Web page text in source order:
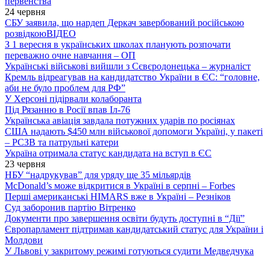
24 червня
СБУ заявила, що нардеп Деркач завербований російською
розвідкоюВІДЕО
З 1 вересня в українських школах планують розпочати
переважно очне навчання – ОП
Українські військові вийшли з Сєвєродонецька – журналіст
Кремль відреагував на кандидатство України в ЄС: “головне,
аби не було проблем для РФ”
У Херсоні підірвали колаборанта
Під Рязанню в Росії впав Іл-76
Українська авіація завдала потужних ударів по росіянах
США надають $450 млн військової допомоги Україні, у пакеті
– РСЗВ та патрульні катери
Україна отримала статус кандидата на вступ в ЄС
23 червня
НБУ “надрукував” для уряду ще 35 мільярдів
McDonald’s може відкритися в Україні в серпні – Forbes
Перші американські HIMARS вже в Україні – Резніков
Суд заборонив партію Вітренко
Документи про завершення освіти будуть доступні в “Дії”
Європарламент підтримав кандидатський статус для України і
Молдови
У Львові у закритому режимі готуються судити Медведчука